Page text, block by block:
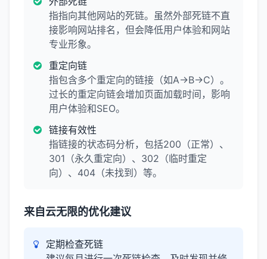
指指向其他网站的死链。虽然外部死链不直
接影响网站排名，但会降低用户体验和网站
专业形象。
重定向链
指包含多个重定向的链接（如A→B→C）。
过长的重定向链会增加页面加载时间，影响
用户体验和SEO。
链接有效性
指链接的状态码分析，包括200（正常）、
301（永久重定向）、302（临时重定
向）、404（未找到）等。
来自云无限的优化建议
定期检查死链